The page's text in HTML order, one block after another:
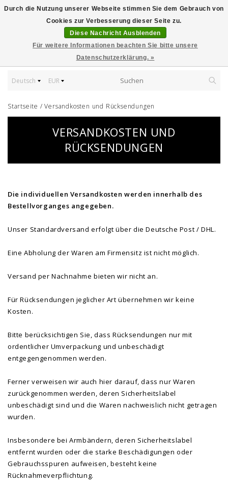
Deutsch EUR
Startseite /Versandkosten und Rücksendungen
VERSANDKOSTEN UND
RÜCKSENDUNGEN
Die individuellen Versandkosten werden innerhalb des
Bestellvorganges angegeben.
Unser Standardversand erfolgt über die Deutsche Post / DHL.
Eine Abholung der Waren am Firmensitz ist nicht möglich.
Versand per Nachnahme bieten wir nicht an.
Für Rücksendungen jeglicher Art übernehmen wir keine
Kosten.
Bitte berücksichtigen Sie, dass Rücksendungen nur mit
ordentlicher Umverpackung und unbeschädigt
entgegengenommen werden.
Ferner verweisen wir auch hier darauf, dass nur Waren
zurückgenommen werden, deren Sicherheitslabel
unbeschädigt sind und die Waren nachweislich nicht getragen
wurden.
Insbesondere bei Armbändern, deren Sicherheitslabel
entfernt wurden oder die starke Beschädigungen oder
Gebrauchsspuren aufweisen, besteht keine
Rücknahmeverpflichtung.
Durch die Nutzung unserer Webseite stimmen Sie dem Gebrauch von
Cookies zur Verbesserung dieser Seite zu.
Diese Nachricht Ausblenden
Für weitere Informationen beachten Sie bitte unsere
Datenschutzerklärung. »